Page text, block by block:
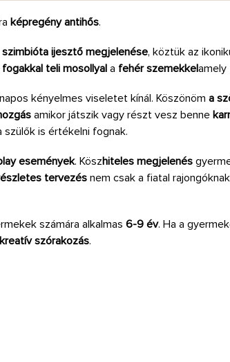
képregény antihős.
szimbióta ijesztő megjelenése, köztük az
teli mosollyala fehér szemekkel
kényelmes viseletet kínál. Köszönöm a
amikor játszik vagy részt vesz benne
is értékelni fognak.
események. Köszhiteles megjelenés
tervezésnem csak a fiatal
számára alkalmas 6-9 év. Ha a
kreatív szórakozás.